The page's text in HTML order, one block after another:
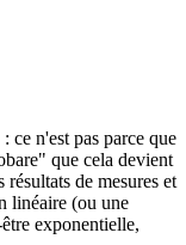
ce n'est pas parce que
que cela devient
de mesures et
linéaire (ou une
exponentielle,